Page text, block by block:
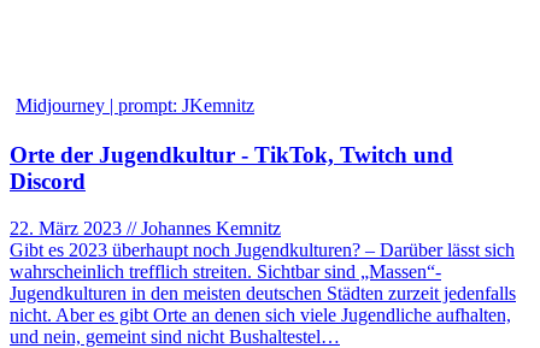
Midjourney | prompt: JKemnitz
Orte der Jugendkultur - TikTok, Twitch und
Discord
22. März 2023 // Johannes Kemnitz
Gibt es 2023 überhaupt noch Jugendkulturen? – Darüber lässt sich
wahrscheinlich trefflich streiten. Sichtbar sind „Massen“-
Jugendkulturen in den meisten deutschen Städten zurzeit jedenfalls
nicht. Aber es gibt Orte an denen sich viele Jugendliche aufhalten,
und nein, gemeint sind nicht Bushaltestel…